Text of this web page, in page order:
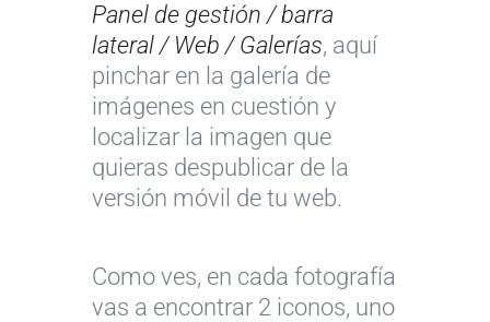
Panel de gestión / barra
lateral / Web / Galerías, aquí
pinchar en la galería de
imágenes en cuestión y
localizar la imagen que
quieras despublicar de la
versión móvil de tu web.
Como ves, en cada fotografía
vas a encontrar 2 iconos, uno